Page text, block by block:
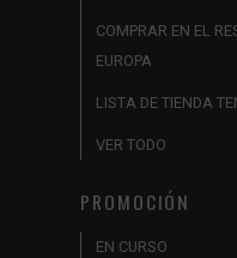
COMPRAR EN EL
EUROPA
LISTA DE TIENDA
VER TODO
PROMOCIÓN
EN CURSO